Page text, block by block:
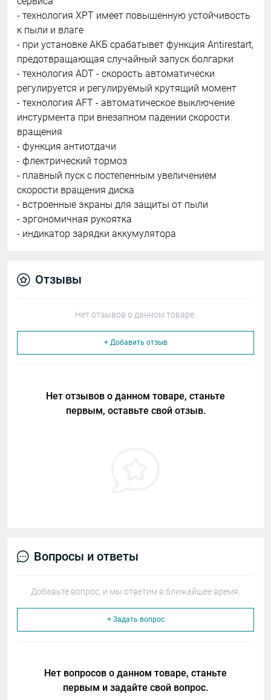
- технология XPT имеет повышенную устойчивость
к пыли и влаге
- при установке АКБ срабатывет функция Antirestart,
предотвращающая случайный запуск болгарки
- технология ADT - cкорость автоматически
регулируется и регулируемый крутящий момент
- технология AFT - автоматическое выключение
инстурмента при внезапном падении скорости
вращения
- функция антиотдачи
- флектрический тормоз
- плавный пуск с постепенным увеличением
скорости вращения диска
- встроенные экраны для защиты от пыли
- эргономичная рукоятка
- индикатор зарядки аккумулятора
Отзывы
Нет отзывов о данном товаре.
+ Добавить отзыв
Нет отзывов о данном товаре, станьте
первым, оставьте свой отзыв.
Вопросы и ответы
Добавьте вопрос, и мы ответим в ближайшее время.
+ Задать вопрос
Нет вопросов о данном товаре, станьте
первым и задайте свой вопрос.